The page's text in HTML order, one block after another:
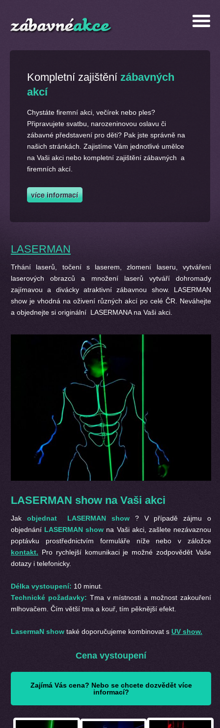
Kompletní zajištění zábavných
akcí
Chystáte firemní akci, večírek nebo ples?
Připravujete svatbu, narozeninovou oslavu či
zábavné představení pro děti? Pak jste správně na
našich stránkách. Zajistíme Vám jednotlivé umělce
na Vaši akci nebo kompletní zajištění zábavných a
firemních akcí.
LASERMAN
Trhání laserů, točení s laserem, zlomení laseru, vytváření
laserových obrazců a množení laserů vytváří dohromady
zajímavou a divácky atraktivní zábavnou show. LASERMAN
show je vhodná na oživení různých akcí po celé ČR. Neváhejte
a objednejte si originální LASERMANA na Vaši akci.
LASERMAN show na Vaši akci
Jak objednat LASERMAN show ? V případě zájmu o
objednání LASERMAN show na Vaši akci, zašlete nezávaznou
poptávku prostřednictvím formuláře níže nebo v záložce
kontakt. Pro rychlejší komunikaci je možné zodpovědět Vaše
dotazy i telefonicky.
Délka vystoupení: 10 minut.
Technické požadavky: Tma v místnosti a možnost zakouření
mlhovačem. Čím větší tma a kouř, tím pěknější efekt.
LasermaN show také doporučujeme kombinovat s UV show.
Cena vystoupení
Zajímá Vás cena? Nebo se chcete dozvědět více
informací?